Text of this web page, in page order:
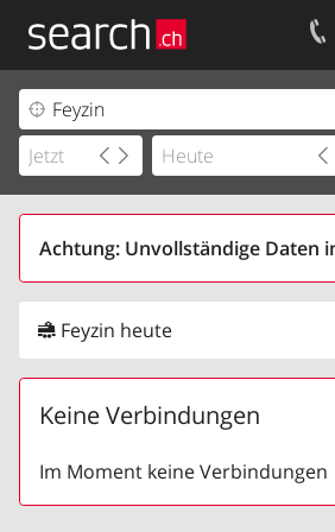
Achtung: Unvollständige Daten
Feyzin heute
Keine Verbindungen
Im Moment keine Verbindungen
Ihr Eintrag
Kundencenter Geschäftskunden